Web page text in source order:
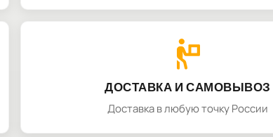
ДОСТАВКА И САМОВЫВОЗ
Доставка в любую точку России